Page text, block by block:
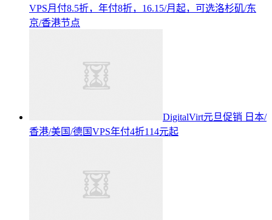
VPS月付8.5折，年付8折，16.15/月起，可选洛杉矶/东
京/香港节点
DigitalVirt元旦促销 日本/
香港/美国/德国VPS年付4折114元起